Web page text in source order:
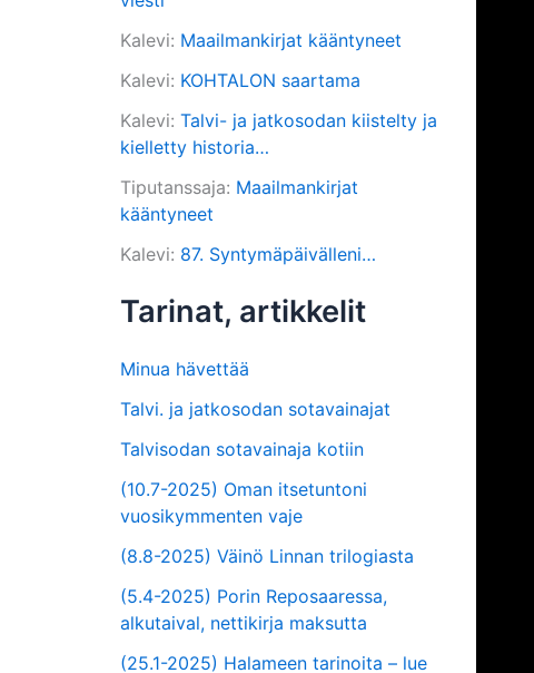
Kalevi: Maailmankirjat kääntyneet
Kalevi: KOHTALON saartama
Kalevi: Talvi- ja jatkosodan kiistelty ja
kielletty historia…
Tiputanssaja: Maailmankirjat
kääntyneet
Kalevi: 87. Syntymäpäivälleni…
Tarinat, artikkelit
Minua hävettää
Talvi. ja jatkosodan sotavainajat
Talvisodan sotavainaja kotiin
(10.7-2025) Oman itsetuntoni
vuosikymmenten vaje
(8.8-2025) Väinö Linnan trilogiasta
(5.4-2025) Porin Reposaaressa,
alkutaival, nettikirja maksutta
(25.1-2025) Halameen tarinoita – lue